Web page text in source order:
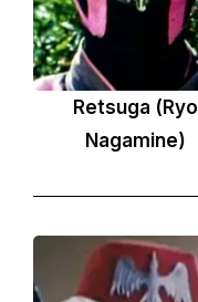
Retsuga (Ryo
Nagamine)